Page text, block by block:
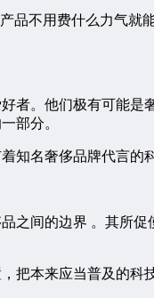
品不用费什么力气
者。他们极有可能
部分。
知名奢侈品牌代言
之间的边界 。其所
把本来应当普及的